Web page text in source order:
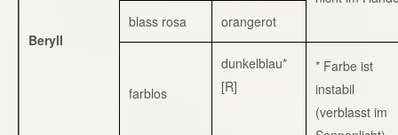
Beryll
blass rosa
orangerot
farblos
dunkelblau*
[R]
* Farbe ist
instabil
(verblasst im